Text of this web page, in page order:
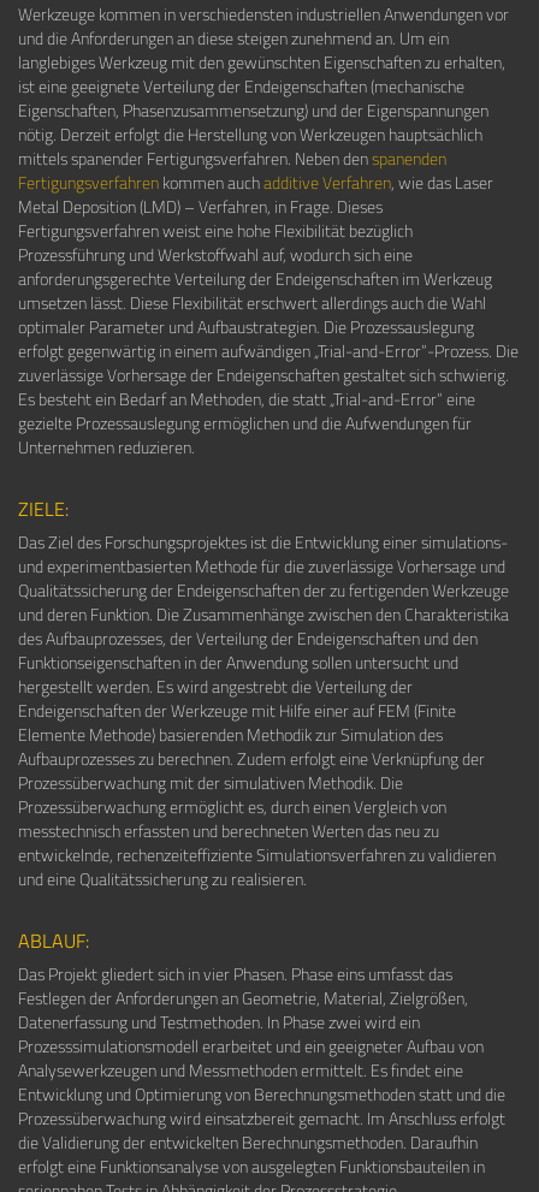
Werkzeuge kommen in verschiedensten industriellen Anwendungen vor
und die Anforderungen an diese steigen zunehmend an. Um ein
langlebiges Werkzeug mit den gewünschten Eigenschaften zu erhalten,
ist eine geeignete Verteilung der Endeigenschaften (mechanische
Eigenschaften, Phasenzusammensetzung) und der Eigenspannungen
nötig. Derzeit erfolgt die Herstellung von Werkzeugen hauptsächlich
mittels spanender Fertigungsverfahren. Neben denspanenden
Fertigungsverfahrenkommen auchadditive Verfahren, wie das Laser
Metal Deposition (LMD) – Verfahren, in Frage. Dieses
Fertigungsverfahren weist eine hohe Flexibilität bezüglich
Prozessführung und Werkstoffwahl auf, wodurch sich eine
anforderungsgerechte Verteilung der Endeigenschaften im Werkzeug
umsetzen lässt. Diese Flexibilität erschwert allerdings auch die Wahl
optimaler Parameter und Aufbaustrategien. Die Prozessauslegung
erfolgt gegenwärtig in einem aufwändigen „Trial-and-Error“-Prozess. Die
zuverlässige Vorhersage der Endeigenschaften gestaltet sich schwierig.
Es besteht ein Bedarf an Methoden, die statt „Trial-and-Error“ eine
gezielte Prozessauslegung ermöglichen und die Aufwendungen für
Unternehmen reduzieren.
ZIELE:
Das Ziel des Forschungsprojektes ist die Entwicklung einer simulations-
und experimentbasierten Methode für die zuverlässige Vorhersage und
Qualitätssicherung der Endeigenschaften der zu fertigenden Werkzeuge
und deren Funktion. Die Zusammenhänge zwischen den Charakteristika
des Aufbauprozesses, der Verteilung der Endeigenschaften und den
Funktionseigenschaften in der Anwendung sollen untersucht und
hergestellt werden. Es wird angestrebt die Verteilung der
Endeigenschaften der Werkzeuge mit Hilfe einer auf FEM (Finite
Elemente Methode) basierenden Methodik zur Simulation des
Aufbauprozesses zu berechnen. Zudem erfolgt eine Verknüpfung der
Prozessüberwachung mit der simulativen Methodik. Die
Prozessüberwachung ermöglicht es, durch einen Vergleich von
messtechnisch erfassten und berechneten Werten das neu zu
entwickelnde, rechenzeiteffiziente Simulationsverfahren zu validieren
und eine Qualitätssicherung zu realisieren.
ABLAUF:
Das Projekt gliedert sich in vier Phasen. Phase eins umfasst das
Festlegen der Anforderungen an Geometrie, Material, Zielgrößen,
Datenerfassung und Testmethoden. In Phase zwei wird ein
Prozesssimulationsmodell erarbeitet und ein geeigneter Aufbau von
Analysewerkzeugen und Messmethoden ermittelt. Es findet eine
Entwicklung und Optimierung von Berechnungsmethoden statt und die
Prozessüberwachung wird einsatzbereit gemacht. Im Anschluss erfolgt
die Validierung der entwickelten Berechnungsmethoden. Daraufhin
erfolgt eine Funktionsanalyse von ausgelegten Funktionsbauteilen in